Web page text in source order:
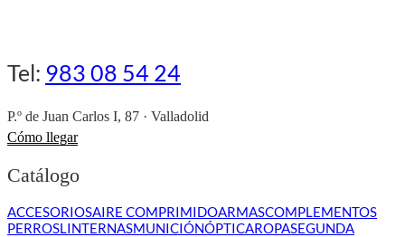
Tel: 983 08 54 24
P.º de Juan Carlos I, 87 · Valladolid
Cómo llegar
Catálogo
ACCESORIOSAIRE COMPRIMIDOARMASCOMPLEMENTOS
PERROSLINTERNASMUNICIÓNÓPTICAROPASEGUNDA